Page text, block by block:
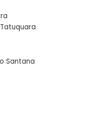
Santana